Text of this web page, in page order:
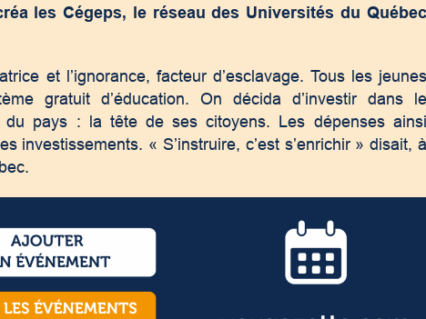
les Cégeps, le réseau des Universités du Québec
et l’ignorance, facteur d’esclavage. Tous les jeunes
gratuit d’éducation. On décida d’investir dans le
pays : la tête de ses citoyens. Les dépenses ainsi
investissements. « S’instruire, c’est s’enrichir » disait, à